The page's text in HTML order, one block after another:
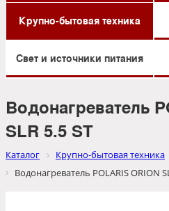
Крупно-бытовая техника
Свет и источники питания
Водонагреватель
SLR 5.5 SТ
Каталог
Крупно-бытовая техника
Водонагреватель POLARIS ORION